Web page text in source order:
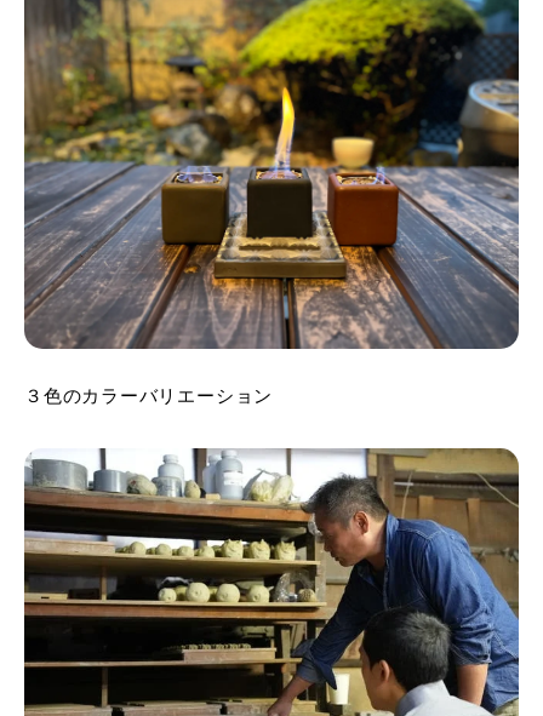
３色のカラーバリエーション